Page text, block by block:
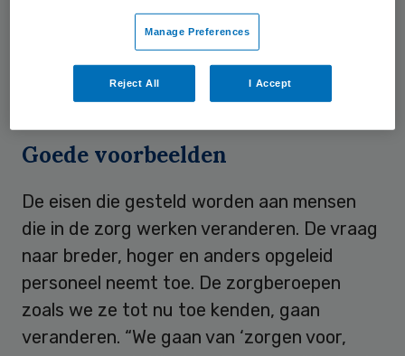
nieuwe visie op het onderwijs van huidig en
toekomstig zorgpersoneel. Samenwerking
tussen overheid, zorg-, welzijns- en
onderwijsinstellingen is hierbij cruciaal.
Goede voorbeelden
De eisen die gesteld worden aan mensen
die in de zorg werken veranderen. De vraag
naar breder, hoger en anders opgeleid
personeel neemt toe. De zorgberoepen
zoals we ze tot nu toe kenden, gaan
veranderen. “We gaan van ‘zorgen voor,
Manage Preferences
Reject All I Accept